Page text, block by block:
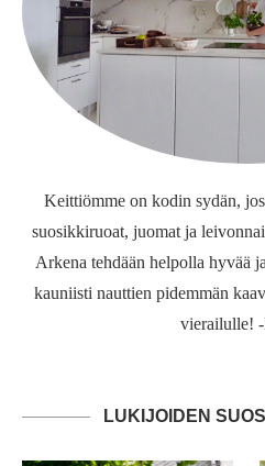
Keittiömme on kodin sydän,
suosikkiruoat, juomat ja
Arkena tehdään helpolla hyvää
kauniisti nauttien pidemmän
vierailulle!
LUKIJOIDEN